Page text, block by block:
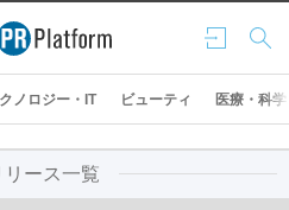
ログ
イン
検索
ノロジー・IT ビューティ 医療・科学
ース一覧